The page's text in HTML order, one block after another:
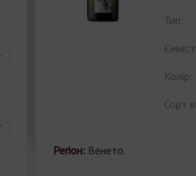
Тип:
Колір:
Сорт
Регіон: Венето.